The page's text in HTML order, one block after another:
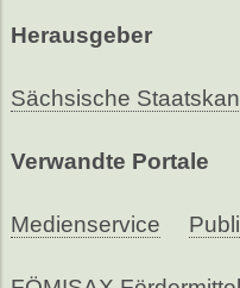
Herausgeber
Sächsische
Verwandte Portale
Medienservice